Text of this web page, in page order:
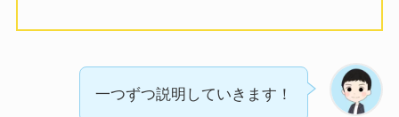
一つずつ説明していきます！